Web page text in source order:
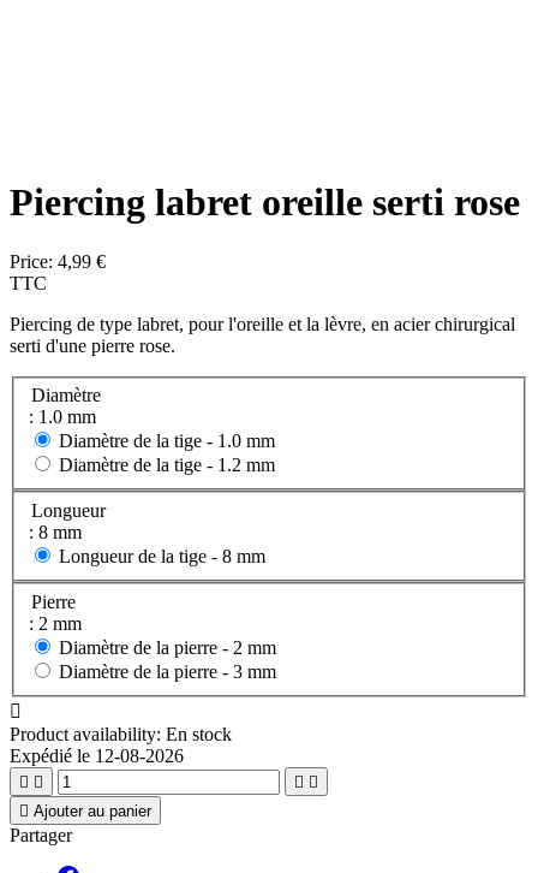
Piercing labret oreille serti rose
Price: 4,99 €
TTC
Piercing de type labret, pour l'oreille et la lèvre, en acier chirurgical
serti d'une pierre rose.
Diamètre
: 1.0 mm
Diamètre de la tige - 1.0 mm
Diamètre de la tige - 1.2 mm
Longueur
: 8 mm
Longueur de la tige - 8 mm
Pierre
: 2 mm
Diamètre de la pierre - 2 mm
Diamètre de la pierre - 3 mm

Product availability: En stock
Expédié le 12-08-2026
   
 Ajouter au panier
Partager